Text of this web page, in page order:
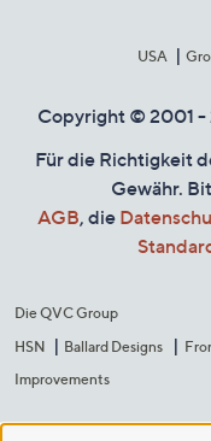
USA
Copyright © 2001 -
Für die Richtigkeit
Gewähr.
AGB, die
Die QVC Group
HSN
Ballard Designs
Improvements